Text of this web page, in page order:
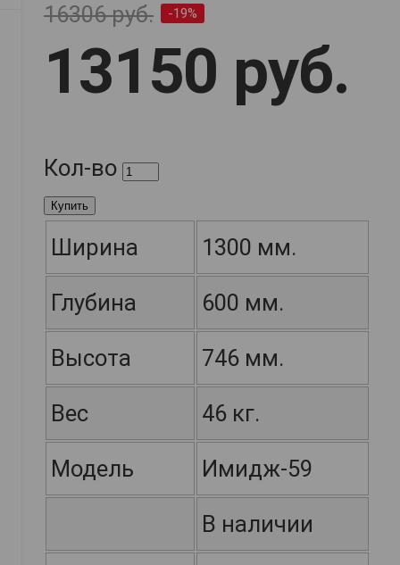
16306 руб. -19%
13150 руб.
Кол-во
Купить
Ширина 1300 мм.
Глубина 600 мм.
Высота 746 мм.
Вес 46 кг.
Модель Имидж-59
В наличии